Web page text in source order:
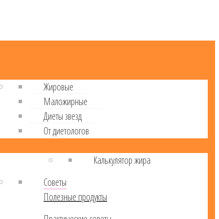
Жировые
Маложирные
Диеты звезд
От диетологов
Калькулятор жира
Советы
Полезные продукты